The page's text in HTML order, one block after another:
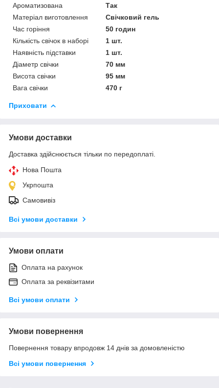
Ароматизована
Так
Матеріал виготовлення
Свічковий гель
Час горіння
50 годин
Кількість свічок в наборі
1 шт.
Наявність підставки
1 шт.
Діаметр свічки
70 мм
Висота свічки
95 мм
Вага свічки
470 г
Приховати
Умови доставки
Доставка здійснюється тільки по передоплаті.
Нова Пошта
Укрпошта
Самовивіз
Всі умови доставки
Умови оплати
Оплата на рахунок
Оплата за реквізитами
Всі умови оплати
Умови повернення
Повернення товару впродовж 14 днів за домовленістю
Всі умови повернення